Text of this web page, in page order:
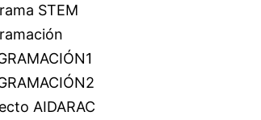
STEM
AIDARAC